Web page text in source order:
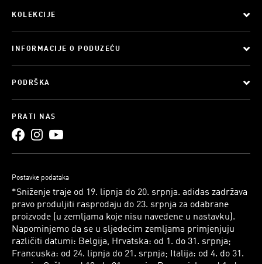
KOLEKCIJE
INFORMACIJE O PODUZEĆU
PODRŠKA
PRATI NAS
Postavke podataka
*Sniženje traje od 19. lipnja do 20. srpnja. adidas zadržava
pravo produljiti rasprodaju do 23. srpnja za odabrane
proizvode (u zemljama koje nisu navedene u nastavku).
Napominjemo da se u sljedećim zemljama primjenjuju
različiti datumi: Belgija, Hrvatska: od 1. do 31. srpnja;
Francuska: od 24. lipnja do 21. srpnja; Italija: od 4. do 31.